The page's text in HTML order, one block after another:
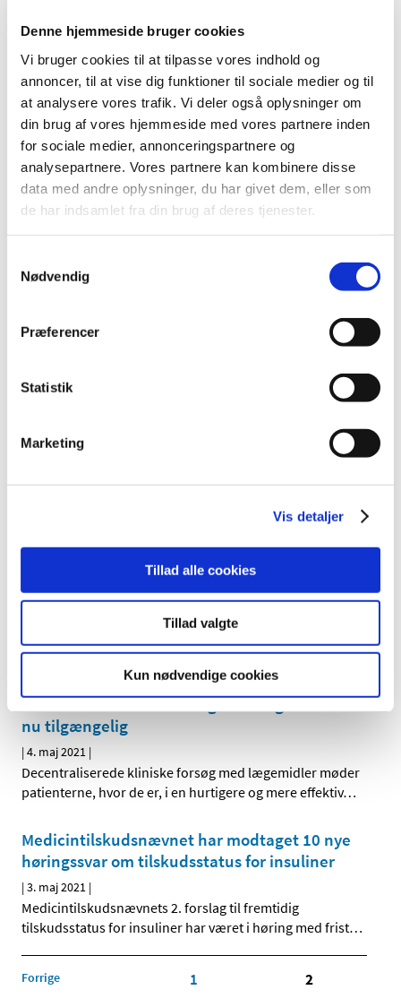
Denne hjemmeside bruger cookies
Vi bruger cookies til at tilpasse vores indhold og
annoncer, til at vise dig funktioner til sociale medier og til
at analysere vores trafik. Vi deler også oplysninger om
din brug af vores hjemmeside med vores partnere inden
for sociale medier, annonceringspartnere og
analysepartnere. Vores partnere kan kombinere disse
data med andre oplysninger, du har givet dem, eller som
de har indsamlet fra din brug af deres tjenester.
Nødvendig
Præferencer
Statistik
Marketing
Vis detaljer
Tillad alle cookies
Tillad valgte
Kun nødvendige cookies
Lægemiddelstyrelsen har besluttet, at Xofluza,
filmovertrukne tabletter med indhold af …
Status på behandlede indberetninger om
formodede bivirkninger ved Vaxzevria, uge 18
|6. maj 2021 |
1.751 indberetninger om formodede bivirkninger ved
Vaxzevria er behandlet. De fleste er kendte og…
Status på behandlede indberetninger om
Moderna, uge 18
358 indberetninger om formodede bivirkninger ved
Status på behandlede indberetninger om
(Pfizer/BioNTech), uge 18
2.941 indberetninger om formodede bivirkninger ved
EMA har igangsat en løbende vurdering af
COVID-19-vaccine fra SinoVac
|4. maj 2021|
Det europæiske lægemiddelagentur EMA er gået i gang
med en løbende vurdering af data fra forsøg med en
Vejledning om implementering af decentrale
elementer i kliniske forsøg med lægemidler er
nu tilgængelig
| 4. maj 2021 |
Decentraliserede kliniske forsøg med lægemidler møder
patienterne, hvor de er, i en hurtigere og mere effektiv…
Medicintilskudsnævnet har modtaget 10 nye
høringssvar om tilskudsstatus for insuliner
|3. maj 2021 |
Medicintilskudsnævnets 2. forslag til fremtidig
tilskudsstatus for insuliner har været i høring med frist…
Forrige 1 2